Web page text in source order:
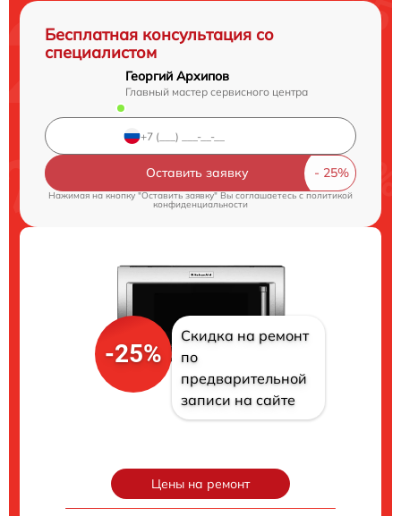
Бесплатная консультация со
специалистом
Георгий Архипов
Главный мастер сервисного центра
Оставить заявку
Нажимая на кнопку "Оставить заявку" Вы соглашаетесь cполитикой
конфиденциальности
-25%
Скидка на ремонт
по
предварительной
записи на сайте
Цены на ремонт